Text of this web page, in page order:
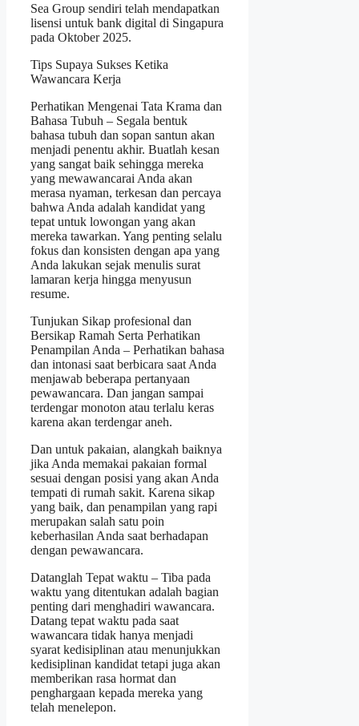
Sea Group sendiri telah mendapatkan
lisensi untuk bank digital di Singapura
pada Oktober 2025.
Tips Supaya Sukses Ketika
Wawancara Kerja
Perhatikan Mengenai Tata Krama dan
Bahasa Tubuh – Segala bentuk
bahasa tubuh dan sopan santun akan
menjadi penentu akhir. Buatlah kesan
yang sangat baik sehingga mereka
yang mewawancarai Anda akan
merasa nyaman, terkesan dan percaya
bahwa Anda adalah kandidat yang
tepat untuk lowongan yang akan
mereka tawarkan. Yang penting selalu
fokus dan konsisten dengan apa yang
Anda lakukan sejak menulis surat
lamaran kerja hingga menyusun
resume.
Tunjukan Sikap profesional dan
Bersikap Ramah Serta Perhatikan
Penampilan Anda – Perhatikan bahasa
dan intonasi saat berbicara saat Anda
menjawab beberapa pertanyaan
pewawancara. Dan jangan sampai
terdengar monoton atau terlalu keras
karena akan terdengar aneh.
Dan untuk pakaian, alangkah baiknya
jika Anda memakai pakaian formal
sesuai dengan posisi yang akan Anda
tempati di rumah sakit. Karena sikap
yang baik, dan penampilan yang rapi
merupakan salah satu poin
keberhasilan Anda saat berhadapan
dengan pewawancara.
Datanglah Tepat waktu – Tiba pada
waktu yang ditentukan adalah bagian
penting dari menghadiri wawancara.
Datang tepat waktu pada saat
wawancara tidak hanya menjadi
syarat kedisiplinan atau menunjukkan
kedisiplinan kandidat tetapi juga akan
memberikan rasa hormat dan
penghargaan kepada mereka yang
telah menelepon.